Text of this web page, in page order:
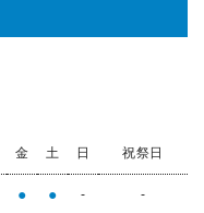
金 土 日 祝祭日
● ● - -